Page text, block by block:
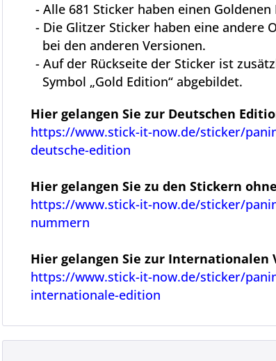
- Alle 681 Sticker haben einen Goldenen
- Die Glitzer Sticker haben eine andere
bei den anderen Versionen.
- Auf der Rückseite der Sticker ist
Symbol „Gold Edition“ abgebildet.
Hier gelangen Sie zur Deutschen
https://www.stick-it-now.de/sticker/
deutsche-edition
Hier gelangen Sie zu den Stickern
https://www.stick-it-now.de/sticker/
nummern
Hier gelangen Sie zur Internationalen
https://www.stick-it-now.de/sticker/
internationale-edition